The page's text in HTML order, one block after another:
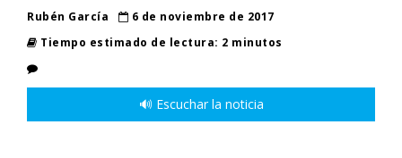
Rubén García
6 de noviembre de 2017
Tiempo estimado de lectura: 2 minutos
🔊 Escuchar la noticia